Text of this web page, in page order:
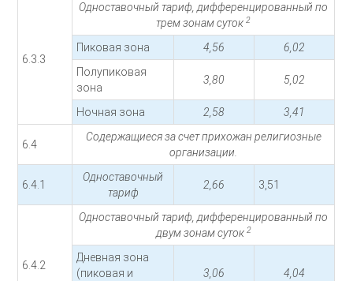
6.3.3
Одноставочный тариф, дифференцированный по
трем зонам суток2
Пиковая зона 4,56
6,02
Полупиковая
зона
3,80 5,02
Ночная зона 2,58 3,41
6.4
Содержащиеся за счет прихожан религиозные
организации.
6.4.1
Одноставочный
тариф
2,66 3,51
6.4.2
Одноставочный тариф, дифференцированный по
двум зонам суток 2
Дневная зона
(пиковая и
3,06 4,04